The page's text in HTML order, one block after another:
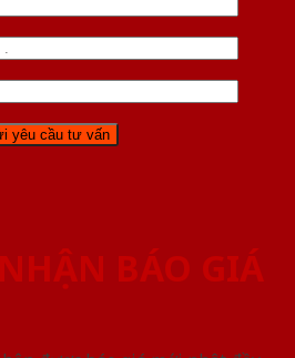
BÁO GIÁ